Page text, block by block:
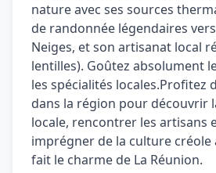
nature avec ses sources
de randonnée légendaires
Neiges, et son artisanat local
lentilles). Goûtez absolument
les spécialités locales.Profitez
dans la région pour découvrir
locale, rencontrer les artisans
imprégner de la culture
fait le charme de La Réunion.